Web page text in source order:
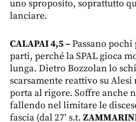
uno sproposito, soprattutto
lanciare.
CALAPAI 4,5 –Passano
parti, perché la SPAL gioca
lunga. Dietro Bozzolan lo
scarsamente reattivo su Alesi
porta al rigore. Soffre anche
fallendo nel limitare le
fascia (dal 27′ s.t.